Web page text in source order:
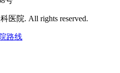
医院. All rights reserved.
路线